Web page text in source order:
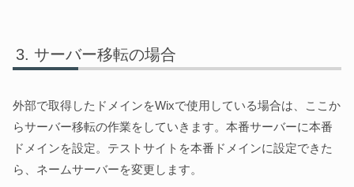
サーバー移転の場合
外部で取得したドメインをWixで使用している場合は、ここか
らサーバー移転の作業をしていきます。本番サーバーに本番
ドメインを設定。テストサイトを本番ドメインに設定できた
ら、ネームサーバーを変更します。